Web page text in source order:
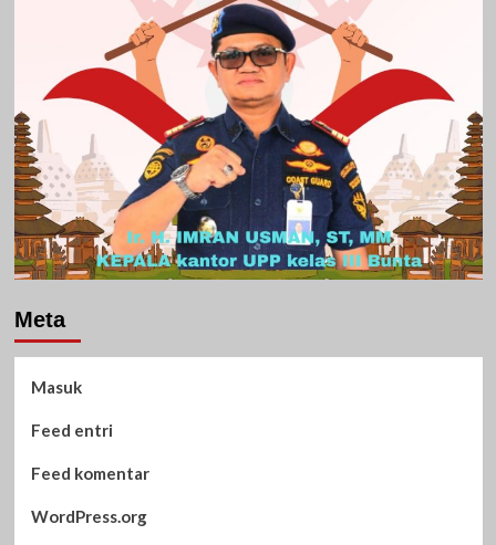
Meta
Masuk
Feed entri
Feed komentar
WordPress.org